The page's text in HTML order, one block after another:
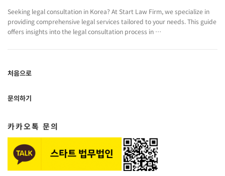
Seeking legal consultation in Korea? At Start Law Firm, we specialize in
providing comprehensive legal services tailored to your needs. This guide
offers insights into the legal consultation process in …
처음으로
문의하기
카카오톡 문의